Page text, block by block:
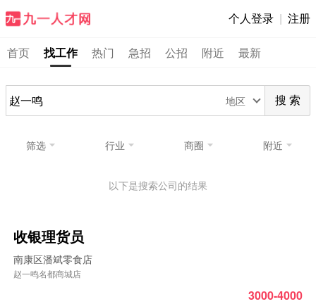
个人登录 | 注册
首页 找工作 热门 急招 公招 附近 最新
地区 搜 索
筛选 行业 商圈 附近
以下是搜索公司的结果
收银理货员
南康区潘斌零食店
赵一鸣名都商城店
3000-4000